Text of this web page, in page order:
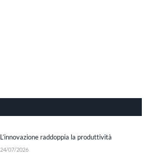
L’innovazione raddoppia la produttività
24/07/2026